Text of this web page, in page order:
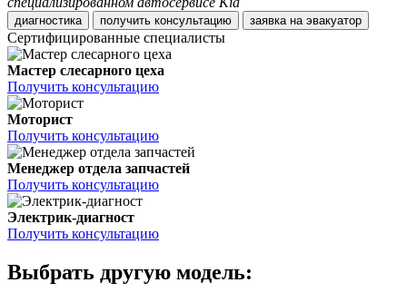
диагностика получить консультацию заявка на эвакуатор
Сертифицированные специалисты
Мастер слесарного цеха
Получить консультацию
Моторист
Получить консультацию
Менеджер отдела запчастей
Получить консультацию
Электрик-диагност
Получить консультацию
Выбрать другую модель: